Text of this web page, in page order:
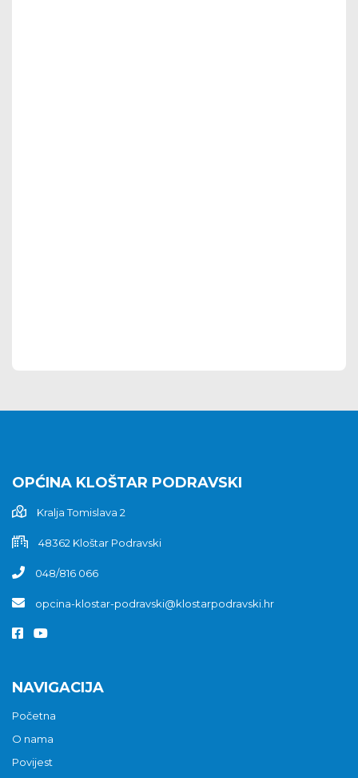
OPĆINA KLOŠTAR PODRAVSKI
Kralja Tomislava 2
48362 Kloštar Podravski
048/816 066
opcina-klostar-podravski@klostarpodravski.hr
NAVIGACIJA
Početna
O nama
Povijest